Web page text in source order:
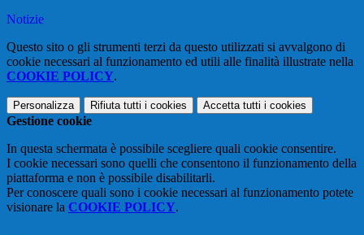
Notizie
Questo sito o gli strumenti terzi da questo utilizzati si avvalgono di
cookie necessari al funzionamento ed utili alle finalità illustrate nella
COOKIE POLICY.
Personalizza Rifiuta tutti i cookies Accetta tutti i cookies
Gestione cookie
In questa schermata è possibile scegliere quali cookie consentire.
I cookie necessari sono quelli che consentono il funzionamento della
piattaforma e non è possibile disabilitarli.
Per conoscere quali sono i cookie necessari al funzionamento potete
visionare la COOKIE POLICY.